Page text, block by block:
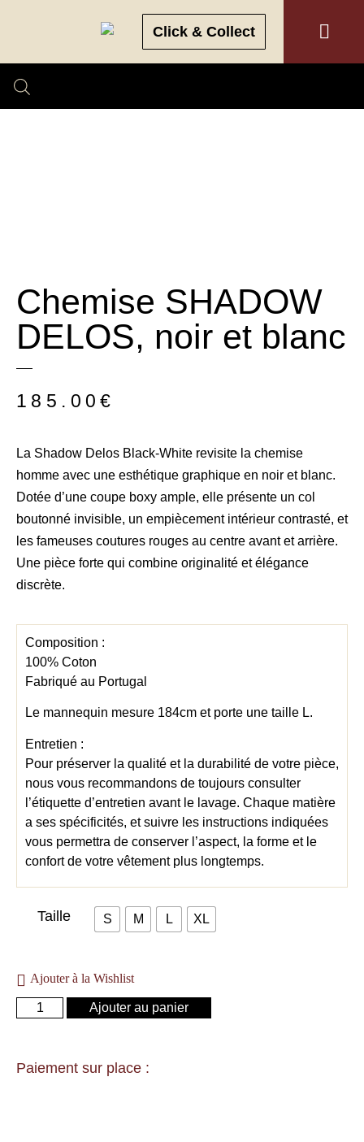
Click & Collect
Chemise SHADOW
DELOS, noir et blanc
185.00€
La Shadow Delos Black-White revisite la chemise
homme avec une esthétique graphique en noir et blanc.
Dotée d’une coupe boxy ample, elle présente un col
boutonné invisible, un empiècement intérieur contrasté, et
les fameuses coutures rouges au centre avant et arrière.
Une pièce forte qui combine originalité et élégance
discrète.
Composition :
100% Coton
Fabriqué au Portugal
Le mannequin mesure 184cm et porte une taille L.
Entretien :
Pour préserver la qualité et la durabilité de votre pièce,
nous vous recommandons de toujours consulter
l’étiquette d’entretien avant le lavage. Chaque matière
a ses spécificités, et suivre les instructions indiquées
vous permettra de conserver l’aspect, la forme et le
confort de votre vêtement plus longtemps.
Taille S M L XL
Ajouter à la Wishlist
Ajouter au panier
Paiement sur place :